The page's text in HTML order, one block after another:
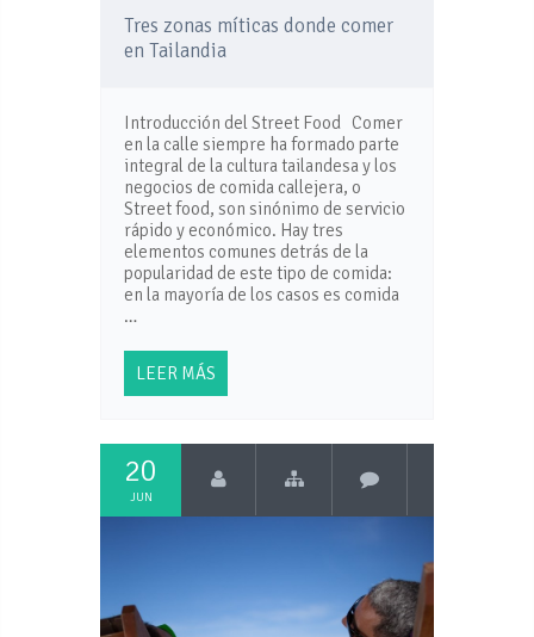
Tres zonas míticas donde comer
en Tailandia
Introducción del Street Food Comer
en la calle siempre ha formado parte
integral de la cultura tailandesa y los
negocios de comida callejera, o
Street food, son sinónimo de servicio
rápido y económico. Hay tres
elementos comunes detrás de la
popularidad de este tipo de comida:
en la mayoría de los casos es comida
…
LEER MÁS
20
JUN